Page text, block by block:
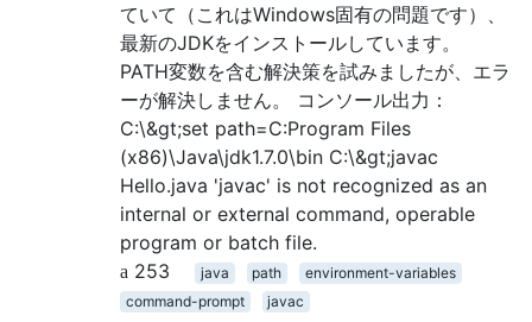
ていて（これはWindows固有の問題です）、
最新のJDKをインストールしています。
PATH変数を含む解決策を試みましたが、エラ
ーが解決しません。 コンソール出力：
C:\&gt;set path=C:Program Files
(x86)\Java\jdk1.7.0\bin C:\&gt;javac
Hello.java 'javac' is not recognized as an
internal or external command, operable
program or batch file.
253
java path
environment-variables
command-prompt
javac